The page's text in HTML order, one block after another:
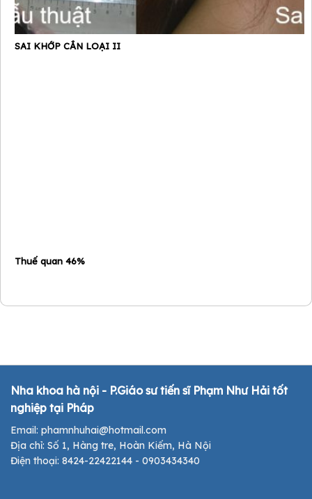
SAI KHỚP CẮN LOẠI II
Thuế quan 46%
Nha khoa hà nội - P.Giáo sư tiến sĩ Phạm Như Hải tốt
nghiệp tại Pháp
Email: phamnhuhai@hotmail.com
Địa chỉ: Số 1, Hàng tre, Hoàn Kiếm, Hà Nội
Điện thoại: 8424-22422144 - 0903434340